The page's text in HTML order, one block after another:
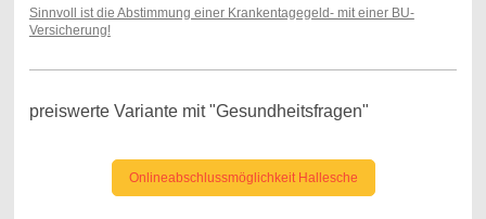
Sinnvoll ist die Abstimmung einer Krankentagegeld- mit einer BU-
Versicherung!
preiswerte Variante mit "Gesundheitsfragen"
Onlineabschlussmöglichkeit Hallesche